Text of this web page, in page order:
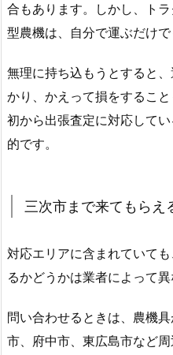
合もあります。しかし、ト
型農機は、自分で運ぶだけで
無理に持ち込もうとすると
かり、かえって損をするこ
初から出張査定に対応して
的です。
三次市まで来てもらえ
対応エリアに含まれていて
るかどうかは業者によって異
問い合わせるときは、農機
市、府中市、東広島市など